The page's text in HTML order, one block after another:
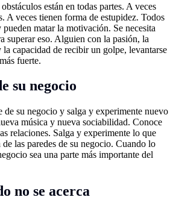
están en todas partes. A veces
A veces tienen forma de estupidez. Todos
matar la motivación. Se necesita
superar eso. Alguien con la pasión, la
capacidad de recibir un golpe, levantarse
fuerte.
su negocio
de su negocio y salga y experimente nuevo
música y nueva sociabilidad. Conoce
relaciones. Salga y experimente lo que
de las paredes de su negocio. Cuando lo
sea una parte más importante del
no se acerca